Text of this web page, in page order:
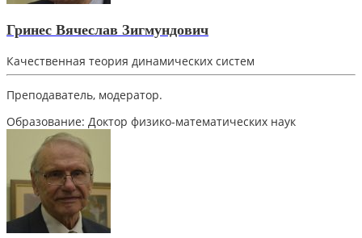
Гринес Вячеслав Зигмундович
Качественная теория динамических систем
Преподаватель, модератор.
Образование: Доктор физико-математических наук